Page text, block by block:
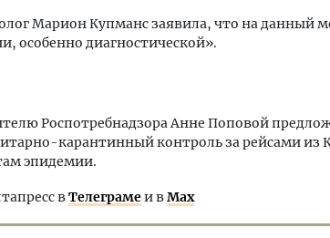
Марион Купманс заявила, что на данный
особенно диагностической».
Роспотребнадзора Анне Поповой
карантинный контроль за рейсами из
эпидемии.
вТелеграмеи вMax